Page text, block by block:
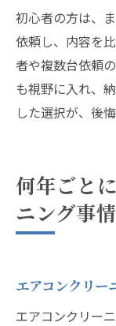
初心者の方は、
依頼し、内容を
者や複数台依頼
も視野に入れ、
した選択が、後
何年ごと
ニング事情
エアコンクリー
エアコンクリー